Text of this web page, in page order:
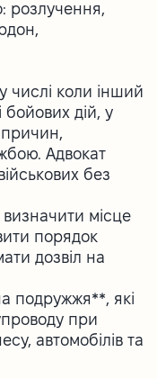
розлучення,
числі коли інший
дій, у
Адвокат
без
місце
порядок
дозвіл на
подружжя**, які
при
автомобілів та